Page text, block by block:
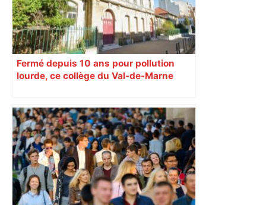
Fermé depuis 10 ans pour pollution
lourde, ce collège du Val-de-Marne